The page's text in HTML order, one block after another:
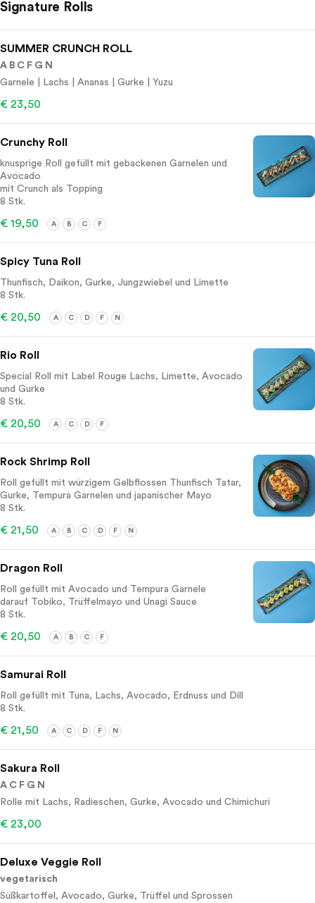
Signature Rolls
SUMMER CRUNCH ROLL
A B C F G N
Garnele | Lachs | Ananas | Gurke | Yuzu
€ 23,50
Crunchy Roll
knusprige Roll gefüllt mit gebackenen Garnelen und
Avocado
mit Crunch als Topping
8 Stk.
€ 19,50 A B C F
Spicy Tuna Roll
Thunfisch, Daikon, Gurke, Jungzwiebel und Limette
8 Stk.
€ 20,50 A C D F N
Rio Roll
Special Roll mit Label Rouge Lachs, Limette, Avocado
und Gurke
8 Stk.
€ 20,50 A C D F
Rock Shrimp Roll
Roll gefüllt mit würzigem Gelbflossen Thunfisch Tatar,
Gurke, Tempura Garnelen und japanischer Mayo
8 Stk.
€ 21,50 A B C D F N
Dragon Roll
Roll gefüllt mit Avocado und Tempura Garnele
darauf Tobiko, Trüffelmayo und Unagi Sauce
8 Stk.
€ 20,50 A B C F
Samurai Roll
Roll gefüllt mit Tuna, Lachs, Avocado, Erdnuss und Dill
8 Stk.
€ 21,50 A C D F N
Sakura Roll
A C F G N
Rolle mit Lachs, Radieschen, Gurke, Avocado und Chimichuri
€ 23,00
Deluxe Veggie Roll
vegetarisch
Süßkartoffel, Avocado, Gurke, Trüffel und Sprossen